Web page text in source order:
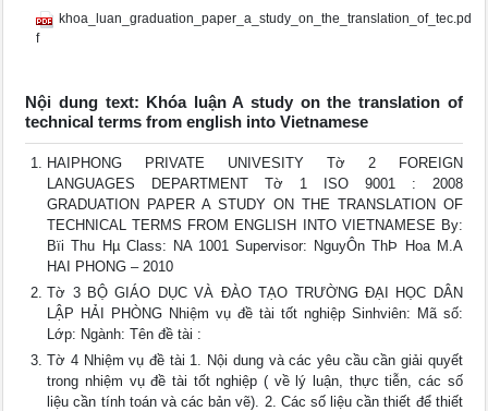
khoa_luan_graduation_paper_a_study_on_the_translation_of_tec.pd
f
Nội dung text: Khóa luận A study on the translation of
technical terms from english into Vietnamese
HAIPHONG PRIVATE UNIVESITY Tờ 2 FOREIGN
LANGUAGES DEPARTMENT Tờ 1 ISO 9001 : 2008
GRADUATION PAPER A STUDY ON THE TRANSLATION OF
TECHNICAL TERMS FROM ENGLISH INTO VIETNAMESE By:
Bïi Thu Hµ Class: NA 1001 Supervisor: NguyÔn ThÞ Hoa M.A
HAI PHONG – 2010
Tờ 3 BỘ GIÁO DỤC VÀ ĐÀO TẠO TRƯỜNG ĐẠI HỌC DÂN
LẬP HẢI PHÒNG Nhiệm vụ đề tài tốt nghiệp Sinhviên: Mã số:
Lớp: Ngành: Tên đề tài :
Tờ 4 Nhiệm vụ đề tài 1. Nội dung và các yêu cầu cần giải quyết
trong nhiệm vụ đề tài tốt nghiệp ( về lý luận, thực tiễn, các số
liệu cần tính toán và các bản vẽ). 2. Các số liệu cần thiết để thiết